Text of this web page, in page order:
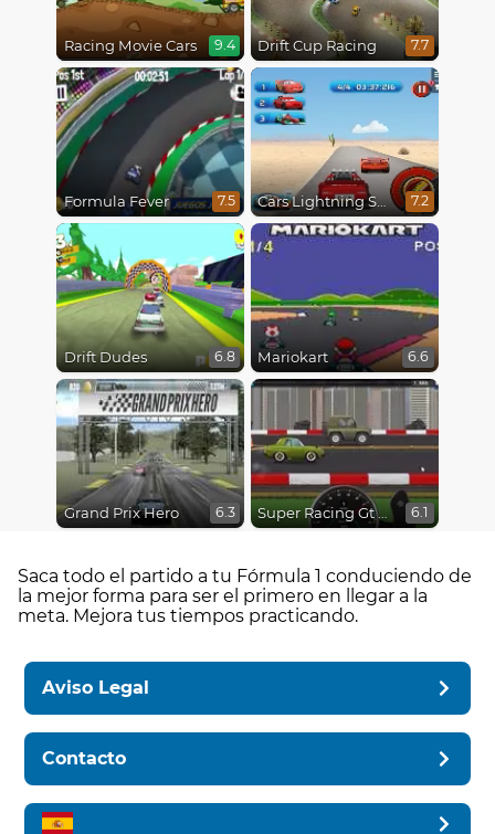
Racing Movie Cars 9.4 Drift Cup Racing 7.7
Formula Fever 7.5 Cars Lightning Speed 7.2
Drift Dudes 6.8 Mariokart 6.6
Grand Prix Hero 6.3 Super Racing Gt Drag Pro 6.1
Saca todo el partido a tu Fórmula 1 conduciendo de
la mejor forma para ser el primero en llegar a la
meta. Mejora tus tiempos practicando.
Aviso Legal
Contacto